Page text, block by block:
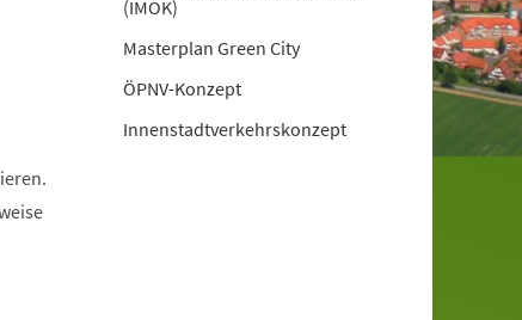
(IMOK)
Masterplan Green City
ÖPNV-Konzept
Innenstadtverkehrskonzept